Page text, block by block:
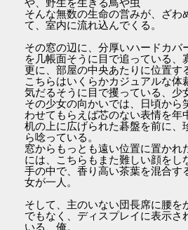
や、野生を生きる鳥や虫
そんな無数の生命の営みが、ざわ
て、室内に流れ込んでくる。
その窓の辺に、分厚いハードカバ
を几帳面そうに目で追っている、
更に、部屋の中央あたりに位置す
こちらはいくらかカジュアルな体
気だるそうに目で攫っている、少
その少女の向かいでは、日頃から
わせてもらえば芯のない表情を年
机の上に広げられた碁盤を前に、
ら唸っている。
窓からもっとも遠い位置に置かれ
には、こちらもまた難しい顔をし
手の中で、香り高い茶葉を混合す
女が一人。
そして、主のいない団長席に腰を
でもなく、ディスプレイに表示さ
いる、俺。